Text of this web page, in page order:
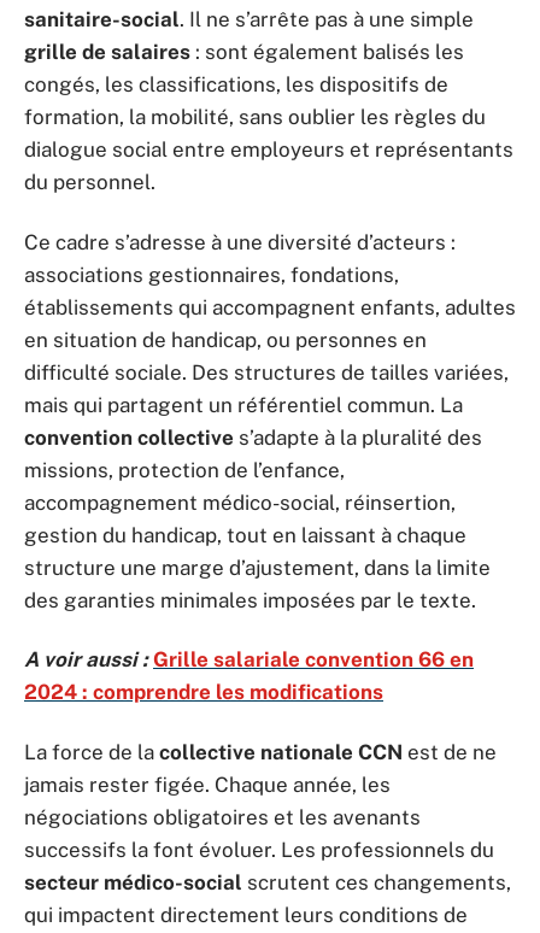
sanitaire-social. Il ne s’arrête pas à une simple
grille de salaires : sont également balisés les
congés, les classifications, les dispositifs de
formation, la mobilité, sans oublier les règles du
dialogue social entre employeurs et représentants
du personnel.
Ce cadre s’adresse à une diversité d’acteurs :
associations gestionnaires, fondations,
établissements qui accompagnent enfants, adultes
en situation de handicap, ou personnes en
difficulté sociale. Des structures de tailles variées,
mais qui partagent un référentiel commun. La
convention collective s’adapte à la pluralité des
missions, protection de l’enfance,
accompagnement médico-social, réinsertion,
gestion du handicap, tout en laissant à chaque
structure une marge d’ajustement, dans la limite
des garanties minimales imposées par le texte.
A voir aussi : Grille salariale convention 66 en
2024 : comprendre les modifications
La force de la collective nationale CCN est de ne
jamais rester figée. Chaque année, les
négociations obligatoires et les avenants
successifs la font évoluer. Les professionnels du
secteur médico-social scrutent ces changements,
qui impactent directement leurs conditions de